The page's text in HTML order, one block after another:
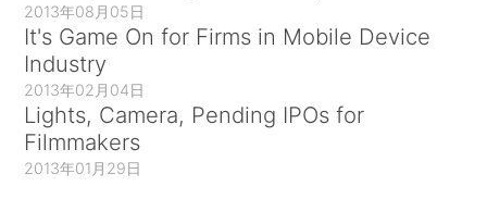
2013年08月05日
It's Game On for Firms in Mobile Device
Industry
2013年02月04日
Lights, Camera, Pending IPOs for
Filmmakers
2013年01月29日